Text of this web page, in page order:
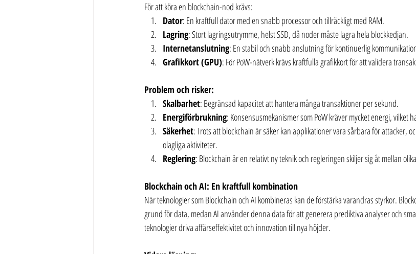
För att köra en blockchain-nod krävs:
Dator: En kraftfull dator med en snabb processor och tillräckligt med RAM.
Lagring: Stort lagringsutrymme, helst SSD, då noder måste lagra hela blockkedjan.
Internetanslutning: En stabil och snabb anslutning för kontinuerlig
Grafikkort (GPU): För PoW-nätverk krävs kraftfulla grafikkort för att validera
Problem och risker:
Skalbarhet: Begränsad kapacitet att hantera många transaktioner per sekund.
Energiförbrukning: Konsensusmekanismer som PoW kräver mycket energi, vilket
Säkerhet: Trots att blockchain är säker kan applikationer vara sårbara för attacker,
olagliga aktiviteter.
Reglering: Blockchain är en relativt ny teknik och regleringen skiljer sig åt mellan
Blockchain och AI: En kraftfull kombination
När teknologier som Blockchain och AI kombineras kan de förstärka varandras styrkor.
grund för data, medan AI använder denna data för att generera prediktiva analyser och
teknologier driva affärseffektivitet och innovation till nya höjder.